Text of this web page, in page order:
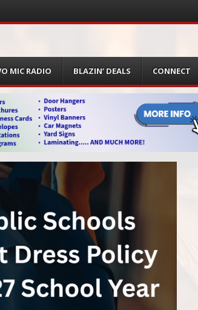
MIC RADIO BLAZIN’ DEALS CONNECT